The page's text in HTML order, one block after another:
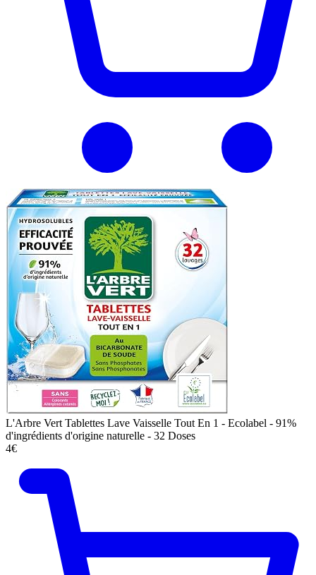
L'Arbre Vert Tablettes Lave Vaisselle Tout En 1 - Ecolabel - 91%
d'ingrédients d'origine naturelle - 32 Doses
4€